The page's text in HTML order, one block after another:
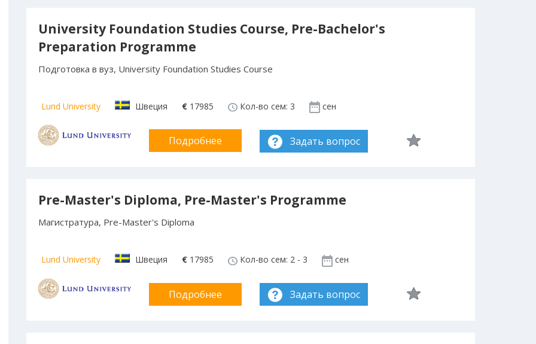
University Foundation Studies Course, Pre-Bachelor's
Preparation Programme
Подготовка в вуз, University Foundation Studies Course
Lund University Швеция € 17985 Кол-во сем: 3 сен
Подробнее Задать вопрос
Pre-Master's Diploma, Pre-Master's Programme
Магистратура, Pre-Master's Diploma
Lund University Швеция € 17985 Кол-во сем: 2 - 3 сен
Подробнее Задать вопрос